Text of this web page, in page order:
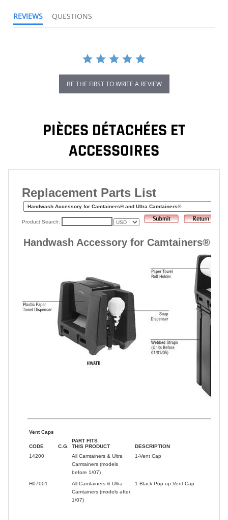
REVIEWS QUESTIONS
BE THE FIRST TO WRITE A REVIEW
PIÈCES DÉTACHÉES ET
ACCESSOIRES